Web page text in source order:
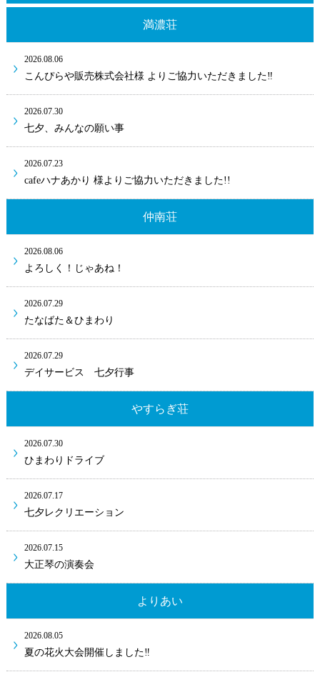
満濃荘
2026.08.06
こんぴらや販売株式会社様 よりご協力いただきました‼
2026.07.30
七夕、みんなの願い事
2026.07.23
cafeハナあかり 様よりご協力いただきました!!
仲南荘
2026.08.06
よろしく！じゃあね！
2026.07.29
たなばた＆ひまわり
2026.07.29
デイサービス 七夕行事
やすらぎ荘
2026.07.30
ひまわりドライブ
2026.07.17
七夕レクリエーション
2026.07.15
大正琴の演奏会
よりあい
2026.08.05
夏の花火大会開催しました‼